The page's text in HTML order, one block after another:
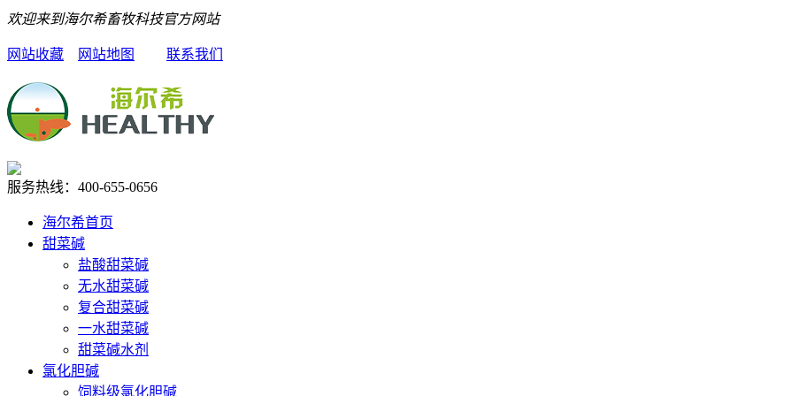
欢迎来到海尔希畜牧科技官方网站
网站收藏 网站地图 联系我们
服务热线： 400-655-0656
海尔希首页
甜菜碱
盐酸甜菜碱
无水甜菜碱
复合甜菜碱
一水甜菜碱
甜菜碱水剂
氯化胆碱
饲料级氯化胆碱